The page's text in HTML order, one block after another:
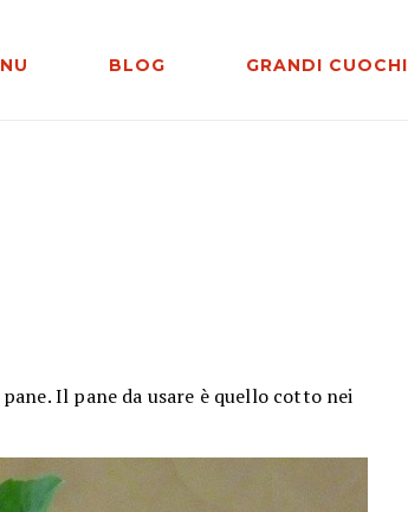
BLOG GRANDI CUOCHI
Il pane da usare è quello cotto nei